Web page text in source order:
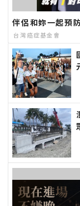
伴侶和妳一起預
台灣癌症基金會